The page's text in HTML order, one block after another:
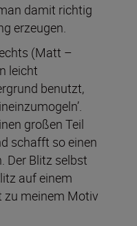
damit richtig
erzeugen.
(Matt –
leicht
benutzt,
großen Teil
schafft so einen
Der Blitz selbst
auf einem
zu meinem Motiv